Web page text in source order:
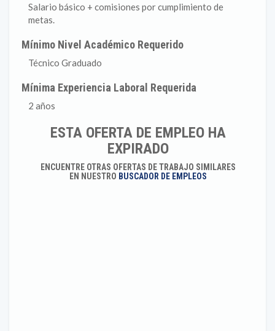
Salario básico + comisiones por cumplimiento de
metas.
Mínimo Nivel Académico Requerido
Técnico Graduado
Mínima Experiencia Laboral Requerida
2 años
ESTA OFERTA DE EMPLEO HA
EXPIRADO
ENCUENTRE OTRAS OFERTAS DE TRABAJO SIMILARES
EN NUESTRO BUSCADOR DE EMPLEOS